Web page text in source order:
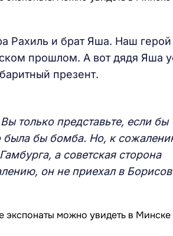
Рахиль и брат Яша. Наш герой
прошлом. А вот дядя Яша
презент.
только представьте, если бы
была бы бомба. Но, к
а советская сторона
он не приехал в